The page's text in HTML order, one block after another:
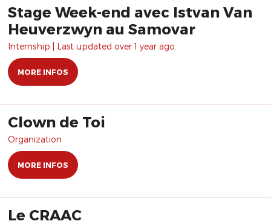
Stage Week-end avec Istvan Van
Heuverzwyn au Samovar
Internship | Last updated over 1 year ago.
MORE INFOS
Clown de Toi
Organization
MORE INFOS
Le CRAAC